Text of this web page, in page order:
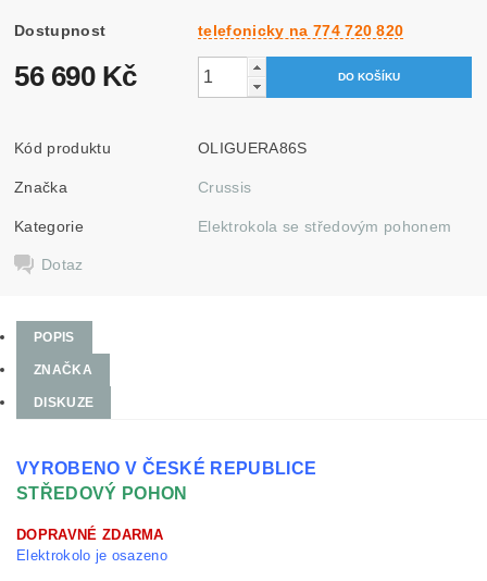
Dostupnost telefonicky na 774 720 820
56 690 Kč
Kód produktu OLIGUERA86S
Značka Crussis
Kategorie Elektrokola se středovým pohonem
Dotaz
POPIS
ZNAČKA
DISKUZE
VYROBENO V ČESKÉ REPUBLICE
STŘEDOVÝ POHON
DOPRAVNÉ ZDARMA
Elektrokolo je osazeno